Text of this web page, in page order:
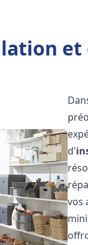
et
d'
vos